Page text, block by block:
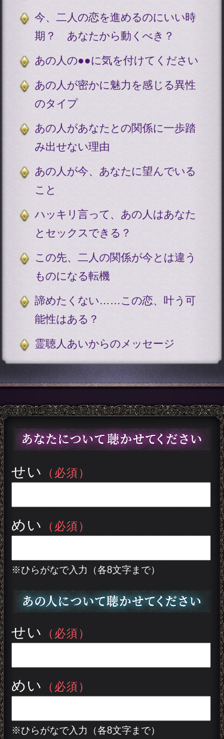
今、二人の恋を進めるのにいい時
期？ あなたから動くべき？
あの人の●●に気を付けてください
あの人が密かに魅力を感じる異性
のタイプ
あの人があなたとの関係に一歩踏
み出せない理由
あの人が今、あなたに望んでいる
こと
ハッキリ言って、あの人はあなた
とセックスできる？
この先、二人の関係が今とは違う
ものになる転機
諦めたくない……この恋、叶う可
能性はある？
霊聴人あいからのメッセージ
せい （必須）
めい （必須）
※ひらがなで入力（各8文字まで）
せい （必須）
めい （必須）
※ひらがなで入力（各8文字まで）